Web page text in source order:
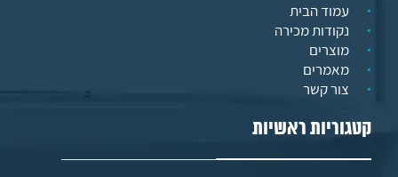
עמוד הבית
נקודות מכירה
מוצרים
מאמרים
צור קשר
קטגוריות ראשיות